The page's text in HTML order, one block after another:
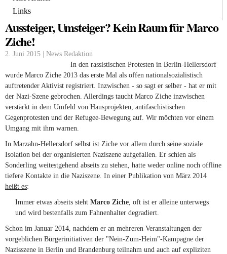
Links
Aussteiger, Umsteiger? Kein Raum für Marco
Ziche!
2. Juni 2015 | News Redaktion
In den rassistischen Protesten in Berlin-Hellersdorf
wurde Marco Ziche 2013 das erste Mal als offen nationalsozialistisch
auftretender Aktivist registriert. Inzwischen - so sagt er selber - hat er mit
der Nazi-Szene gebrochen. Allerdings taucht Marco Ziche inzwischen
verstärkt in dem Umfeld von Hausprojekten, antifaschistischen
Gegenprotesten und der Refugee-Bewegung auf. Wir möchten vor einem
Umgang mit ihm warnen.
In Marzahn-Hellersdorf selbst ist Ziche vor allem durch seine soziale
Isolation bei der organisierten Naziszene aufgefallen. Er schien als
Sonderling weitestgehend abseits zu stehen, hatte weder online noch offline
tiefere Kontakte in die Naziszene. In einer Publikation von März 2014
heißt es:
Immer etwas abseits steht Marco Ziche, oft ist er alleine unter­wegs
und wird bes­ten­falls zum Fah­nen­halter degra­diert.
Schon im Januar 2014, nachdem er an mehreren Veranstaltungen der
vorgeblichen Bürgerinitiativen der "Nein-Zum-Heim"-Kampagne der
Nazisszene in Berlin und Brandenburg teilnahm und auch auf expliziten